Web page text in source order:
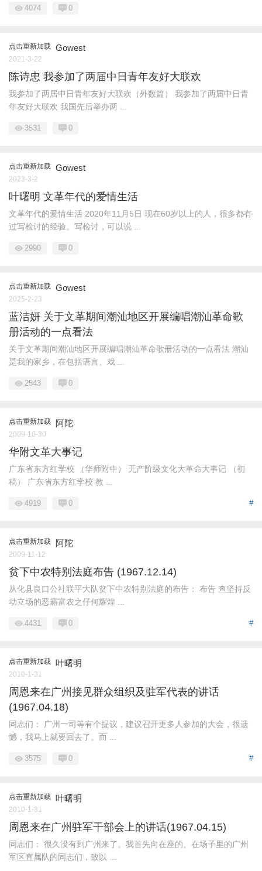
4074 0
点击重新加载 Gowest
2021-3-22
陈诗忠 我参加了两届中日青年友好大联欢
我参加了两居中日青年友好大联欢（外数篇） 我参加了两届中日青
年友好大联欢 我国先后举办两 ...
3531 0
点击重新加载 Gowest
2023-3-2
叶曙明 文革年代的爱情生活
文革年代的爱情生活 2020年11月5日 现在60岁以上的人，很多都有
过写检讨的经验。写检讨，可以说 ...
2990 0
点击重新加载 Gowest
2025-2-23
蓝洁妍 关于文革期间潮汕地区开展编唱潮汕革命歌
册活动的一点看法
关于文革期间潮汕地区开展编唱潮汕革命歌册活动的一点看法 潮汕
是我的家乡，在包括语言、戏 ...
2543 0
点击重新加载 阿陀
2009-10-30
华附文革大事记
广东省东方红学校 （华师附中） 无产阶级文化大革命大事记 （初
稿） 广东省东方红学校 教 ...
#
4919 0
点击重新加载 阿陀
2009-11-12
贫下中农特别法庭布告 (1967.12.14)
从化县良口公社联平大队贫下中农特别法庭的布告： 布告 查坚持反
动立场的恶霸富农之仔何耀煌 ...
#
4431 0
点击重新加载 叶曙明
2010-1-31
周恩来在广州接见群众组织及驻军代表的讲话
(1967.04.18)
同志们： 广州一司等有个提议，建议召开更多人参加的大会，很遗
憾，我马上就要回去了。而 ...
#
3575 0
点击重新加载 叶曙明
2010-1-31
周恩来在广州驻军干部会上的讲话(1967.04.15)
同志们： 很久没有到广州来了。我首先向在座的、在场子里的广州
军区直属队的同志们，致以 ...